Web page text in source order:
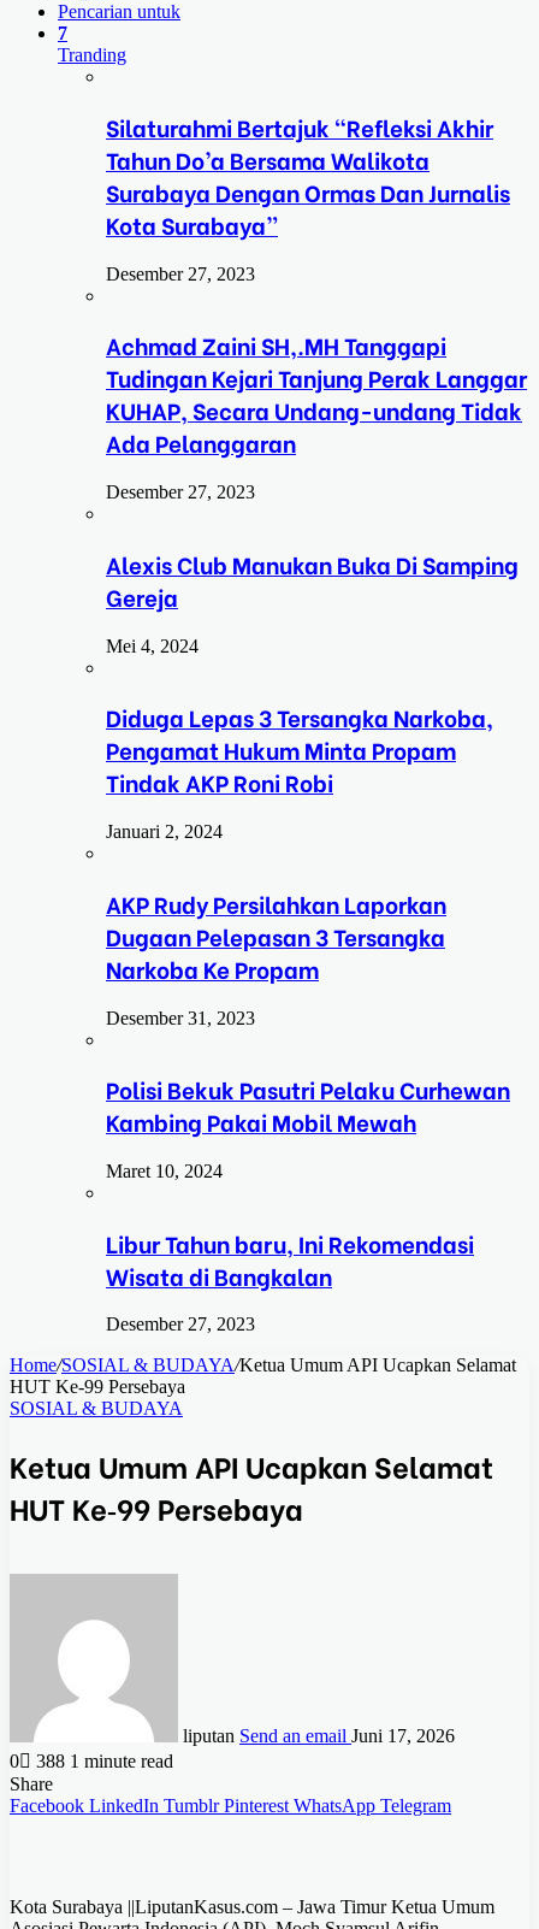
Pencarian untuk
7
Tranding
Silaturahmi Bertajuk “Refleksi Akhir
Tahun Do’a Bersama Walikota
Surabaya Dengan Ormas Dan Jurnalis
Kota Surabaya”
Desember 27, 2023
Achmad Zaini SH,.MH Tanggapi
Tudingan Kejari Tanjung Perak Langgar
KUHAP, Secara Undang-undang Tidak
Ada Pelanggaran
Desember 27, 2023
Alexis Club Manukan Buka Di Samping
Gereja
Mei 4, 2024
Diduga Lepas 3 Tersangka Narkoba,
Pengamat Hukum Minta Propam
Tindak AKP Roni Robi
Januari 2, 2024
AKP Rudy Persilahkan Laporkan
Dugaan Pelepasan 3 Tersangka
Narkoba Ke Propam
Desember 31, 2023
Polisi Bekuk Pasutri Pelaku Curhewan
Kambing Pakai Mobil Mewah
Maret 10, 2024
Libur Tahun baru, Ini Rekomendasi
Wisata di Bangkalan
Desember 27, 2023
Home/SOSIAL & BUDAYA/Ketua Umum API Ucapkan Selamat
HUT Ke‑99 Persebaya
SOSIAL & BUDAYA
Ketua Umum API Ucapkan Selamat
HUT Ke‑99 Persebaya
liputan Send an email Juni 17, 2026
0
388 1 minute read
Share
Facebook LinkedIn Tumblr Pinterest WhatsApp Telegram
Kota Surabaya ||LiputanKasus.com – Jawa Timur Ketua Umum